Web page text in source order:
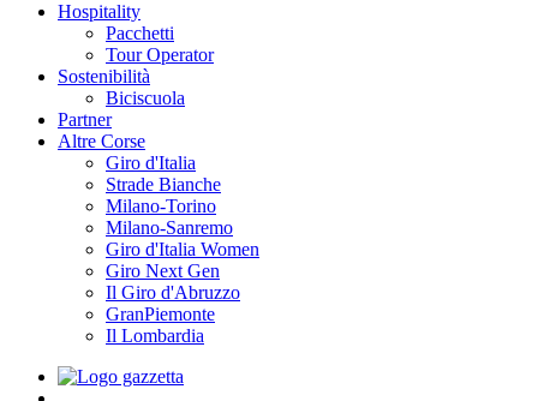
Hospitality
Pacchetti
Tour Operator
Sostenibilità
Biciscuola
Partner
Altre Corse
Giro d'Italia
Strade Bianche
Milano-Torino
Milano-Sanremo
Giro d'Italia Women
Giro Next Gen
Il Giro d'Abruzzo
GranPiemonte
Il Lombardia